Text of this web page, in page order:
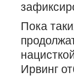
Пока
Ирвинг